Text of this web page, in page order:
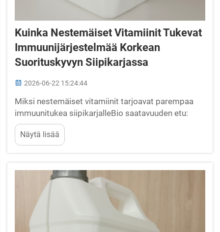
Kuinka Nestemäiset Vitamiinit Tukevat
Immuunijärjestelmää Korkean
Suorituskyvyn Siipikarjassa
2026-06-22 15:24:44
Miksi nestemäiset vitamiinit tarjoavat parempaa
immuunitukea siipikarjalleBio saatavuuden etu:
Vitamiinien A, D3, E ja C nopea imeytyminen veden
kauttaNestemäiset vitamiinit tarjoavat selkeän
edun kuivien rehulisäaineiden verrattuna,
Näytä lisää